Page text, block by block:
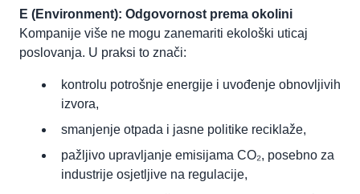
E (Environment): Odgovornost prema okolini
Kompanije više ne mogu zanemariti ekološki uticaj
poslovanja. U praksi to znači:
kontrolu potrošnje energije i uvođenje obnovljivih
izvora,
smanjenje otpada i jasne politike reciklaže,
pažljivo upravljanje emisijama CO₂, posebno za
industrije osjetljive na regulacije,